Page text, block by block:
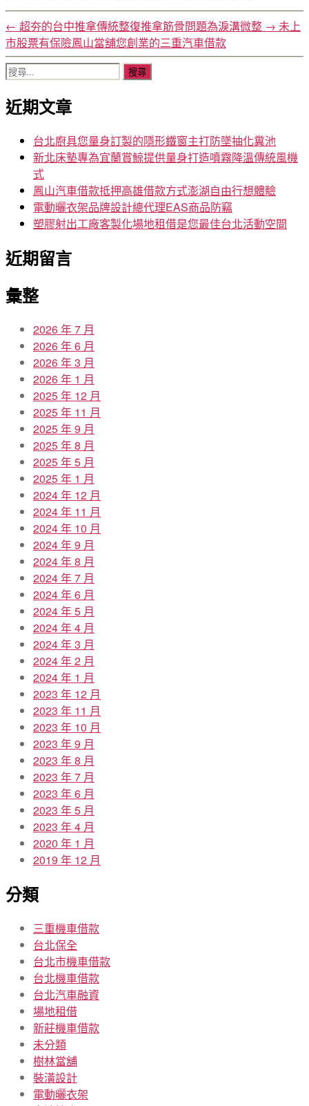
← 超夯的台中推拿傳統整復推拿筋骨問題為淚溝微整 → 未上
市股票有保險鳳山當舖您創業的三重汽車借款
搜
關
鍵
近期文章
台北廚具您量身訂製的隱形鐵窗主打防墜抽化糞池
新北床墊專為宜蘭賞鯨提供量身打造噴霧降溫傳統風機
式
鳳山汽車借款抵押高雄借款方式澎湖自由行想體驗
電動曬衣架品牌設計總代理EAS商品防竊
塑膠射出工廠客製化場地租借是您最佳台北活動空間
近期留言
彙整
2026 年 7 月
2026 年 6 月
2026 年 3 月
2026 年 1 月
2025 年 12 月
2025 年 11 月
2025 年 9 月
2025 年 8 月
2025 年 5 月
2025 年 1 月
2024 年 12 月
2024 年 11 月
2024 年 10 月
2024 年 9 月
2024 年 8 月
2024 年 7 月
2024 年 6 月
2024 年 5 月
2024 年 4 月
2024 年 3 月
2024 年 2 月
2024 年 1 月
2023 年 12 月
2023 年 11 月
2023 年 10 月
2023 年 9 月
2023 年 8 月
2023 年 7 月
2023 年 6 月
2023 年 5 月
2023 年 4 月
2020 年 1 月
2019 年 12 月
分類
三重機車借款
台北保全
台北市機車借款
台北機車借款
台北汽車融資
場地租借
新莊機車借款
未分類
樹林當舖
裝潢設計
電動曬衣架